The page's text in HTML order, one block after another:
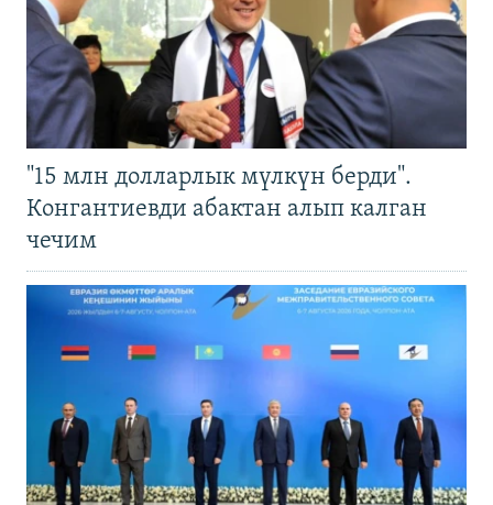
"15 млн долларлык мүлкүн берди".
Конгантиевди абактан алып калган
чечим